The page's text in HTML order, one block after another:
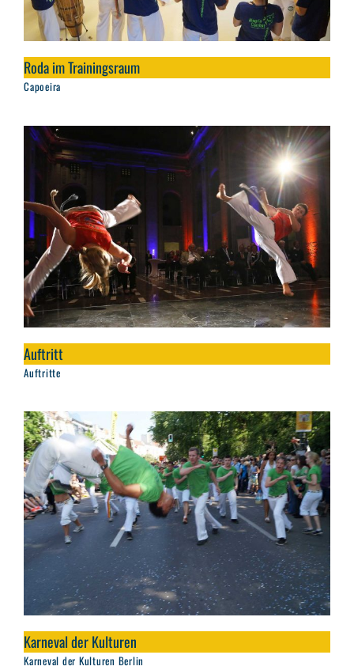
Roda im Trainingsraum
Capoeira
Auftritt
Auftritte
Karneval der Kulturen
Karneval der Kulturen Berlin